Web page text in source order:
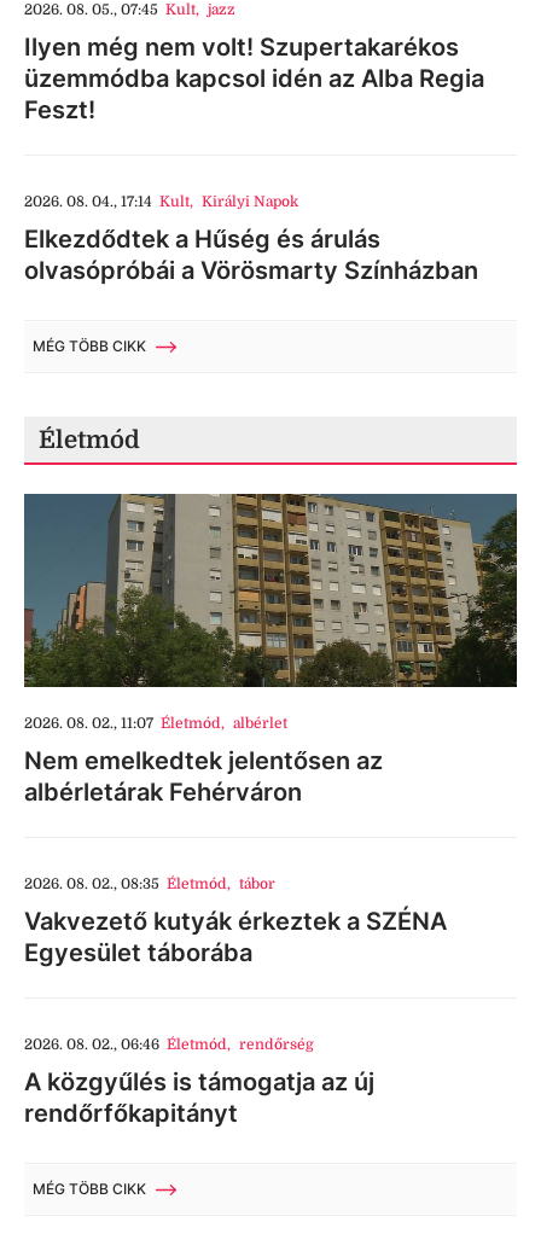
2026. 08. 05., 07:45 Kult, jazz
Ilyen még nem volt! Szupertakarékos
üzemmódba kapcsol idén az Alba Regia
Feszt!
2026. 08. 04., 17:14 Kult, Királyi Napok
Elkezdődtek a Hűség és árulás
olvasópróbái a Vörösmarty Színházban
MÉG TÖBB CIKK
Életmód
2026. 08. 02., 11:07 Életmód, albérlet
Nem emelkedtek jelentősen az
albérletárak Fehérváron
2026. 08. 02., 08:35 Életmód, tábor
Vakvezető kutyák érkeztek a SZÉNA
Egyesület táborába
2026. 08. 02., 06:46 Életmód, rendőrség
A közgyűlés is támogatja az új
rendőrfőkapitányt
MÉG TÖBB CIKK